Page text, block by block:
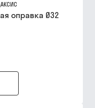
АКСИС
оправка Ø32